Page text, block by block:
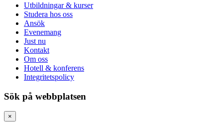
Utbildningar & kurser
Studera hos oss
Ansök
Evenemang
Just nu
Kontakt
Om oss
Hotell & konferens
Integritetspolicy
Sök på webbplatsen
×